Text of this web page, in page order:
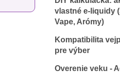
vlastné e-liquidy
Vape, Arómy)
Kompatibilita
pre výber
Overenie veku -